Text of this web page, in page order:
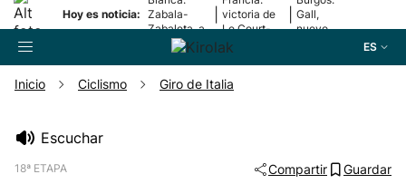
Hoy es noticia: Zabala-
Zabaleta, a
la final
victoria de
Le Court-
Pienaar
Gall,
nuevo
ES
Inicio Ciclismo Giro de Italia
Escuchar
18ª ETAPA Compartir Guardar